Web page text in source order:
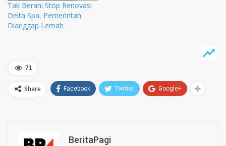
Tak Berani Stop Renovasi
Delta Spa, Pemerintah
Dianggap Lemah
71
Share Facebook Twitter Google+
BeritaPagi